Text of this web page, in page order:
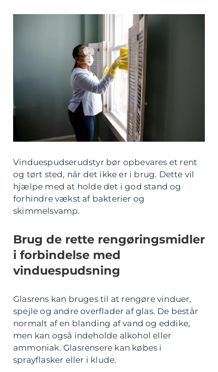
Vinduespudserudstyr bør opbevares et rent
og tørt sted, når det ikke er i brug. Dette vil
hjælpe med at holde det i god stand og
forhindre vækst af bakterier og
skimmelsvamp.
Brug de rette rengøringsmidler
i forbindelse med
vinduespudsning
Glasrens kan bruges til at rengøre vinduer,
spejle og andre overflader af glas. De består
normalt af en blanding af vand og eddike,
men kan også indeholde alkohol eller
ammoniak. Glasrensere kan købes i
sprayflasker eller i klude.